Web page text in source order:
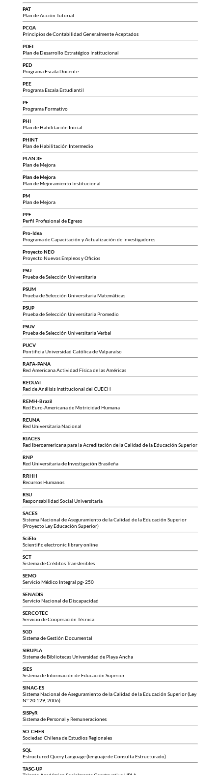
PAT
Plan de Acción Tutorial
PCGA
Principios de Contabilidad Generalmente Aceptados
PDEI
Plan de Desarrollo Estratégico Institucional
PED
Programa Escala Docente
PEE
Programa Escala Estudiantil
PF
Programa Formativo
PHI
Plan de Habilitación Inicial
PHINT
Plan de Habilitación Intermedio
PLAN 3E
Plan de Mejora
Plan de Mejora
Plan de Mejoramiento Institucional
PM
Plan de Mejora
PPE
Perfil Profesional de Egreso
Pro-Idea
Programa de Capacitación y Actualización de Investigadores
Proyecto NEO
Proyecto Nuevos Empleos y Oficios
PSU
Prueba de Selección Universitaria
PSUM
Prueba de Selección Universitaria Matemáticas
PSUP
Prueba de Selección Universitaria Promedio
PSUV
Prueba de Selección Universitaria Verbal
PUCV
Pontificia Universidad Católica de Valparaíso
RAFA-PANA
Red Americana Actividad Física de las Américas
REDUAI
Red de Análisis Institucional del CUECH
REMH-Brazil
Red Euro-Americana de Motricidad Humana
REUNA
Red Universitaria Nacional
RIACES
Red Iberoamericana para la Acreditación de la Calidad de la Educación Superior
RNP
Red Universitaria de Investigación Brasileña
RRHH
Recursos Humanos
RSU
Responsabilidad Social Universitaria
SACES
Sistema Nacional de Aseguramiento de la Calidad de la Educación Superior
(Proyecto Ley Educación Superior)
SciElo
Scientific electronic library online
SCT
Sistema de Créditos Transferibles
SEMO
Servicio Médico Integral pg- 250
SENADIS
Servicio Nacional de Discapacidad
SERCOTEC
Servicio de Cooperación Técnica
SGD
Sistema de Gestión Documental
SIBUPLA
Sistema de Bibliotecas Universidad de Playa Ancha
SIES
Sistema de Información de Educación Superior
SINAC-ES
Sistema Nacional de Aseguramiento de la Calidad de la Educación Superior (Ley
N° 20.129, 2006).
SISPyR
Sistema de Personal y Remuneraciones
SO-CHER
Sociedad Chilena de Estudios Regionales
SQL
Estructured Query Language (lenguaje de Consulta Estructurado)
TASC-UP